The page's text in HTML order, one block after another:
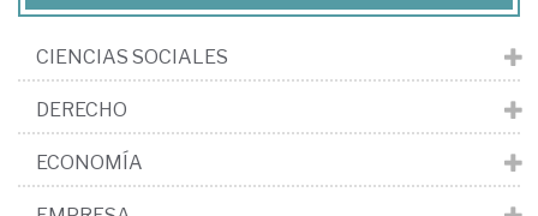
CIENCIAS SOCIALES
DERECHO
ECONOMÍA